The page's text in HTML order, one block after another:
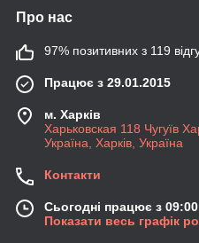
Про нас
97% позитивних з 119
Працює з 29.01.2015
м. Харків
Харьковская 118 Чугуїв
Україна, Харків, Україна
Контакти
Сьогодні працює з
Показати весь графік